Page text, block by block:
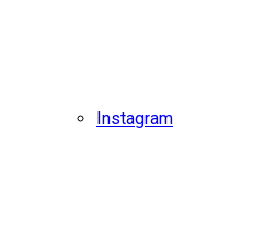
Instagram